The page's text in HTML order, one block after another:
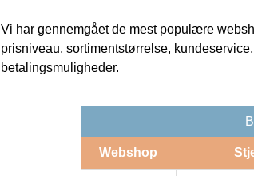
Vi har gennemgået de mest populære
prisniveau, sortimentstørrelse,
betalingsmuligheder.
Webshop